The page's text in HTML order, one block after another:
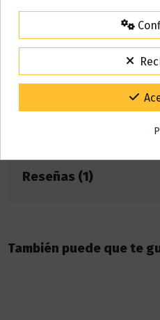
1x Cartucho Pod con
1x Cartucho Pod con
1x Cable USB Tipo C
Detalles del producto
Reseñas (1)
También puede que te
15% de
Para agradecerte la
Código:
Gracias por tu paciencia y por